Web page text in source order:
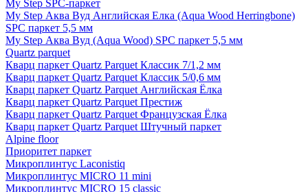
My Step SPC-паркет
My Step Аква Вуд Английская Елка (Aqua Wood Herringbone)
SPC паркет 5,5 мм
My Step Аква Вуд (Aqua Wood) SPC паркет 5,5 мм
Quartz parquet
Кварц паркет Quartz Parquet Классик 7/1,2 мм
Кварц паркет Quartz Parquet Классик 5/0,6 мм
Кварц паркет Quartz Parquet Английская Ёлка
Кварц паркет Quartz Parquet Престиж
Кварц паркет Quartz Parquet Французская Ёлка
Кварц паркет Quartz Parquet Штучный паркет
Alpine floor
Приоритет паркет
Микроплинтус Laconistiq
Микроплинтус MICRO 11 mini
Микроплинтус MICRO 15 classic